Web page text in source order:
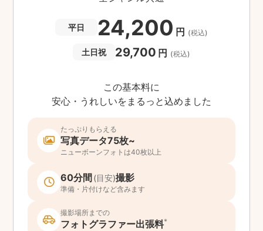
平日 24,200 円 (税込)
土日祝 29,700 円 (税込)
この基本料に
安心・うれしいをまるっと込めました
たっぷりもらえる
写真データ75枚~
ニューボーンフォトは40枚以上
60分間 (目安)撮影
準備・片付けなど含みます
撮影場所までの
フォトグラファー出張料*